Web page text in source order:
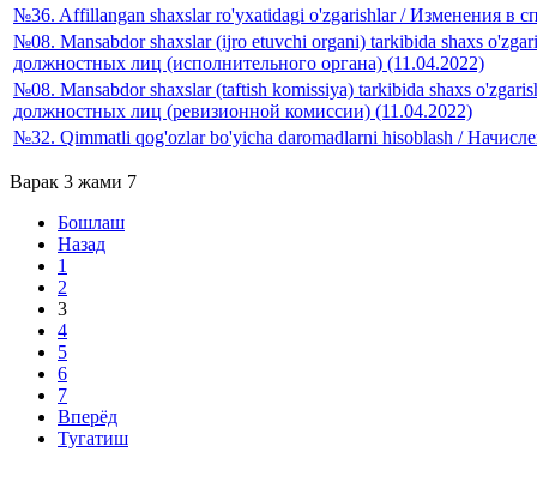
№36. Affillangan shaxslar ro'yxatidagi o'zgarishlar / Изменения в
№08. Mansabdor shaxslar (ijro etuvchi organi) tarkibida shaxs
должностных лиц (исполнительного органа) (11.04.2022)
№08. Mansabdor shaxslar (taftish komissiya) tarkibida shaxs
должностных лиц (ревизионной комиссии) (11.04.2022)
№32. Qimmatli qog'ozlar bo'yicha daromadlarni hisoblash /
Варак 3 жами 7
Бошлаш
Назад
1
2
3
4
5
6
7
Вперёд
Тугатиш